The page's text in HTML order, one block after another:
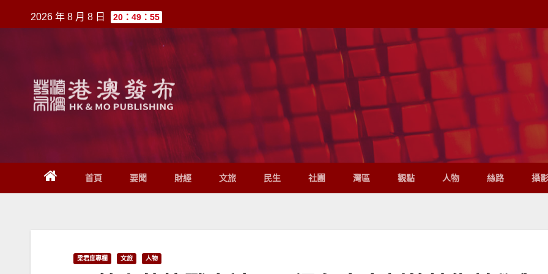
至
2026 年 8 月 8 日 20：49：55
首頁 要聞 財經 文旅 民生 社團 灣區 觀點 人物 絲路 攝
梁君度專欄 文旅 人物